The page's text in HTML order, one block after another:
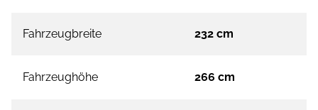
Fahrzeugbreite 232 cm
Fahrzeughöhe 266 cm